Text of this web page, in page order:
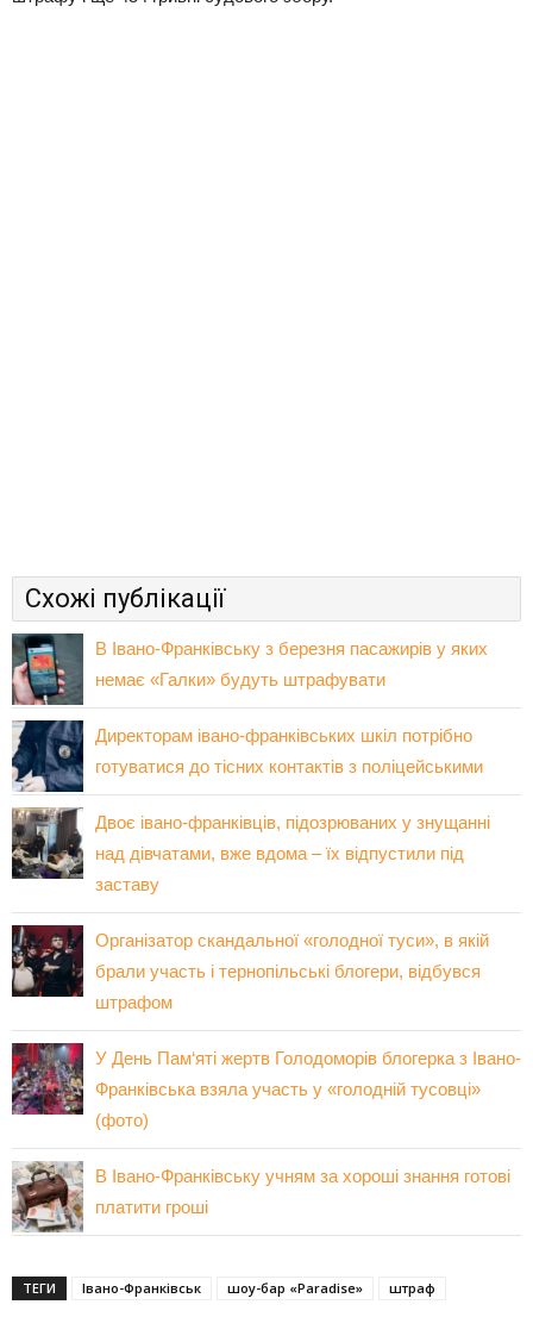
Схожі публікації
В Івано-Франківську з березня пасажирів у яких
немає «Галки» будуть штрафувати
Директорам івано-франківських шкіл потрібно
готуватися до тісних контактів з поліцейськими
Двоє івано-франківців, підозрюваних у знущанні
над дівчатами, вже вдома – їх відпустили під
заставу
Організатор скандальної «голодної туси», в якій
брали участь і тернопільські блогери, відбувся
штрафом
У День Пам‘яті жертв Голодоморів блогерка з Івано-
Франківська взяла участь у «голодній тусовці»
(фото)
В Івано-Франківську учням за хороші знання готові
платити гроші
ТЕГИ Івано-Франківськ шоу-бар «Paradise» штраф